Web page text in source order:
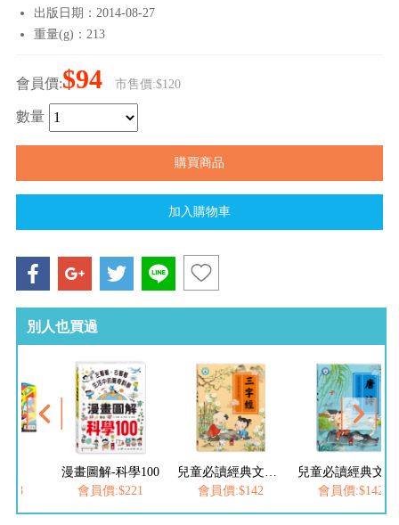
出版日期：2014-08-27
重量(g)：213
會員價:$94 市售價:$120
數量
別人也買過
漫畫圖解-科學100
會員價:$221
會員價:$142
會員價:$142